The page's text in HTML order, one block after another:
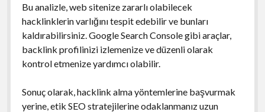
Bu analizle, web sitenize zararlı olabilecek
hacklinklerin varlığını tespit edebilir ve bunları
kaldırabilirsiniz. Google Search Console gibi araçlar,
backlink profilinizi izlemenize ve düzenli olarak
kontrol etmenize yardımcı olabilir.
Sonuç olarak, hacklink alma yöntemlerine başvurmak
yerine, etik SEO stratejilerine odaklanmanız uzun